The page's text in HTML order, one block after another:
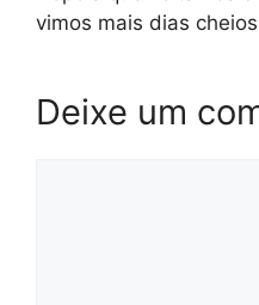
vimos mais dias
Deixe um